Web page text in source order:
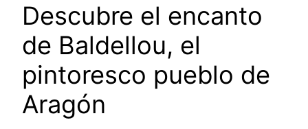
Descubre el encanto
de Baldellou, el
pintoresco pueblo de
Aragón